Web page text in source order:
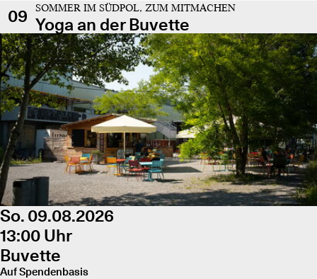
09
SOMMER IM SÜDPOL, ZUM MITMACHEN
Yoga an der Buvette
So. 09.08.2026
13:00 Uhr
Buvette
Auf Spendenbasis